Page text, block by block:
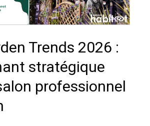
Trends 2026 :
stratégique
professionnel